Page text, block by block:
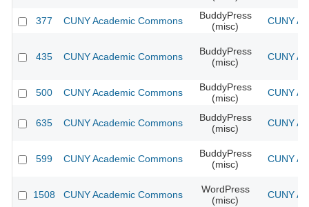
377 CUNY Academic Commons
BuddyPress
(misc)
CUNY
435 CUNY Academic Commons
BuddyPress
(misc)
CUNY
500 CUNY Academic Commons
BuddyPress
(misc)
CUNY
635 CUNY Academic Commons
BuddyPress
(misc)
CUNY
599 CUNY Academic Commons
BuddyPress
(misc)
CUNY
1508 CUNY Academic Commons
WordPress
(misc)
CUNY